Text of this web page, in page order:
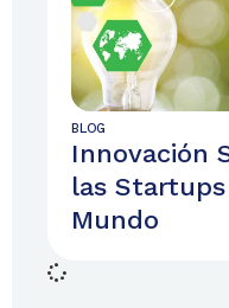
BLOG
Innovación
las
Mundo